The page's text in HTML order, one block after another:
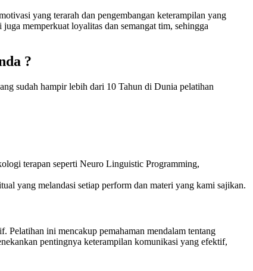
yang terarah dan pengembangan keterampilan yang
memperkuat loyalitas dan semangat tim, sehingga
?
sudah hampir lebih dari 10 Tahun di Dunia pelatihan
terapan seperti Neuro Linguistic Programming,
yang melandasi setiap perform dan materi yang kami sajikan.
Pelatihan ini mencakup pemahaman mendalam tentang
pentingnya keterampilan komunikasi yang efektif,